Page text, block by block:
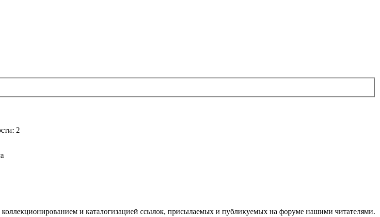
2
коллекционированием и каталогизацией ссылок, присылаемых и публикуемых на форуме нашими читателями.